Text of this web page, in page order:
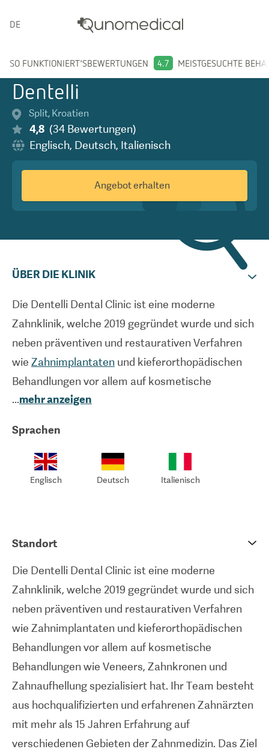
DEUTSCH
SO FUNKTIONIERT'SBEWERTUNGEN 4.7 MEISTGESUCHTE
Dentelli
Split, Kroatien
4,8 (34 Bewertungen)
Englisch, Deutsch, Italienisch
Angebot erhalten
ÜBER DIE KLINIK
Die Dentelli Dental Clinic ist eine moderne
Zahnklinik, welche 2019 gegründet wurde und sich
neben präventiven und restaurativen Verfahren
wie Zahnimplantaten und kieferorthopädischen
Behandlungen vor allem auf kosmetische
Behandlungen wie
aus hochqualifizierten und erfahrenen Zahnärzten
mit mehr als 15 Jahren Erfahrung auf
verschiedenen Gebieten der Zahnmedizin. Das Ziel
Reihe von Dienstleistungen an, welche alle am
selben Ort durchgeführt werden können. Die
Dentelli Dental Clinic verwendet für alle
zahnmedizinischen Eingriffe stets nur
hochwertigste Materialien von weltbekannten
Herstellern wie Ankylos, Ivoclar Vivadent, GC und
3M. Sie wird gerne von internationalen Patienten
besucht, und bietet Dolmetscherdienste für
englisch-, kroatisch- und deutschsprachige
Patienten an.
...mehr anzeigen
Sprachen
Englisch Deutsch Italienisch
Standort
Die Dentelli Dental Clinic ist eine moderne
Zahnklinik, welche 2019 gegründet wurde und sich
neben präventiven und restaurativen Verfahren
wie Zahnimplantaten und kieferorthopädischen
Behandlungen vor allem auf kosmetische
Behandlungen wie Veneers, Zahnkronen und
Zahnaufhellung spezialisiert hat. Ihr Team besteht
aus hochqualifizierten und erfahrenen Zahnärzten
mit mehr als 15 Jahren Erfahrung auf
verschiedenen Gebieten der Zahnmedizin. Das Ziel